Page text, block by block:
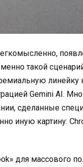
такой
линейку
Gemini AI.
сделанные
иную картину:
для массового